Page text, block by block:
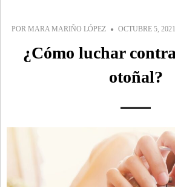
POR MARA MARIÑO LÓPEZ OCTUBRE 5, 2021
¿Cómo luchar
otoñal?